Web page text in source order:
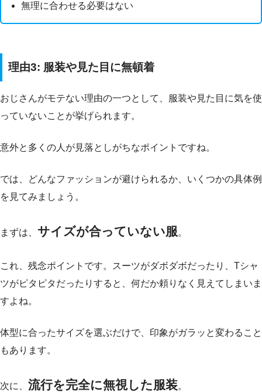
無理に合わせる必要はない
理由3: 服装や見た目に無頓着
おじさんがモテない理由の一つとして、服装や見た目に気を使
っていないことが挙げられます。
意外と多くの人が見落としがちなポイントですね。
では、どんなファッションが避けられるか、いくつかの具体例
を見てみましょう。
まずは、 サイズが合っていない服。
これ、残念ポイントです。スーツがダボダボだったり、Tシャ
ツがピタピタだったりすると、何だか頼りなく見えてしまいま
すよね。
体型に合ったサイズを選ぶだけで、印象がガラッと変わること
もあります。
次に、 流行を完全に無視した服装。